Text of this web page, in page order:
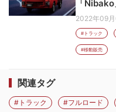
「
2022年09
#トラック
#移動販売
関連タグ
#トラック #フルロード